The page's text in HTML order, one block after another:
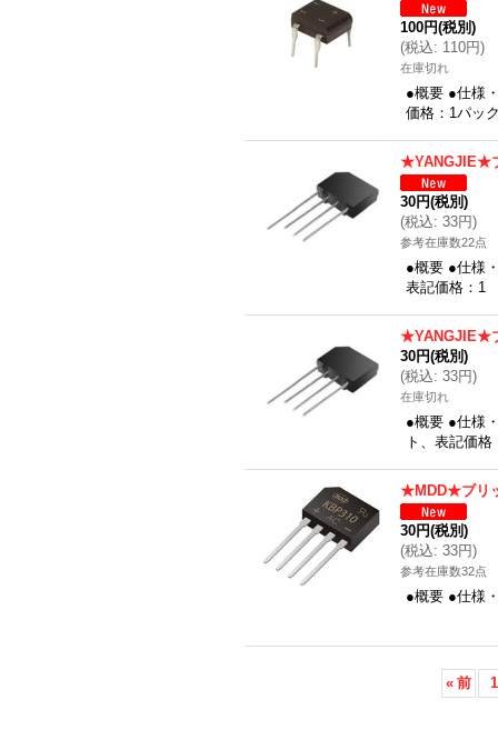
100円(税別)
(税込: 110円)
在庫切れ
●概要 ●仕様
価格：1パッ
★YANGJIE★
30円(税別)
(税込: 33円)
参考在庫数22点
●概要 ●仕様
表記価格：1
★YANGJIE★
30円(税別)
(税込: 33円)
在庫切れ
●概要 ●仕様
ト、表記価格
★MDD★ブリ
30円(税別)
(税込: 33円)
参考在庫数32点
●概要 ●仕様
« 前 1